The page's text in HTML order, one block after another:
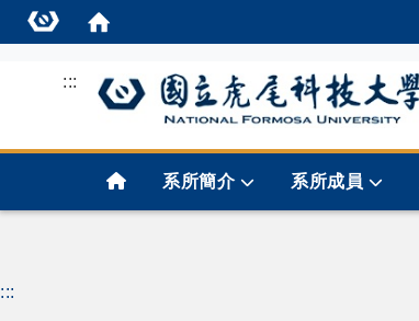
:::
首頁 系所簡介 系所成員
:::